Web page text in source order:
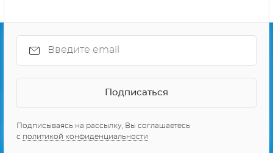
Подписываясь на рассылку, Вы соглашаетесь
с политикой конфиденциальности